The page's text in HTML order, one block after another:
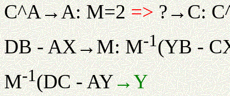
C^A→A: M=2=>?→C:
DB - AX→M: M-1(YB -
M-1(DC - AY→Y